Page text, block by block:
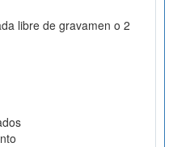
libre de gravamen o 2